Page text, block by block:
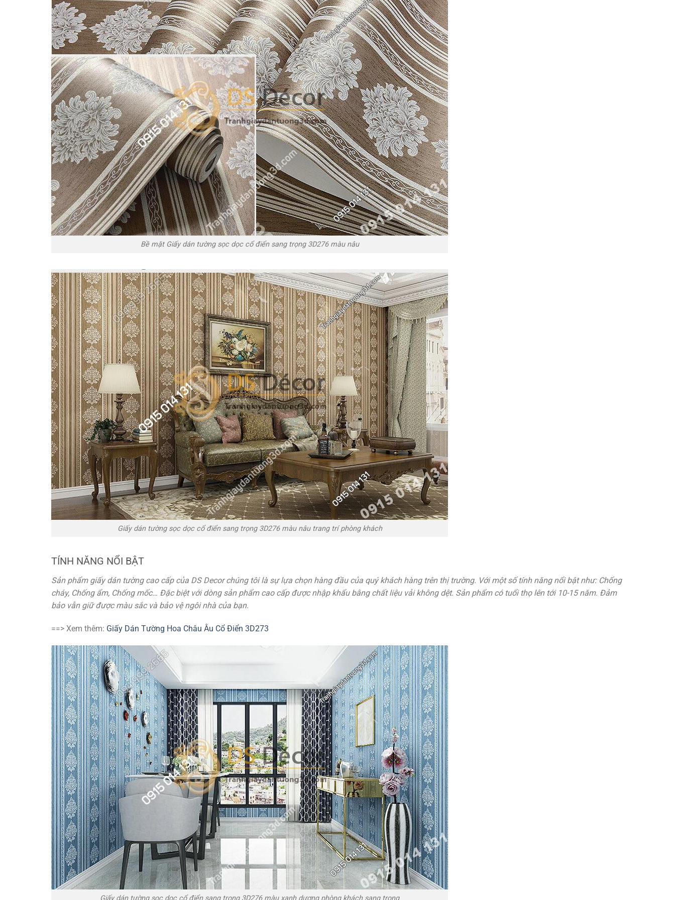
Bề mặt Giấy dán tường sọc dọc cổ điển sang trọng 3D276 màu nâu
Giấy dán tường sọc dọc cổ điển sang trọng 3D276 màu nâu trang trí phòng khách
TÍNH NĂNG NỔI BẬT
Sản phẩm giấy dán tường cao cấp của DS Decor chúng tôi là sự lựa chọn hàng đầu của quý khách hàng trên thị trường. Với một số tính năng nổi bật như: Chống
cháy, Chống ẩm, Chống mốc… Đặc biệt với dòng sản phẩm cao cấp được nhập khẩu bằng chất liệu vải không dệt. Sản phẩm có tuổi thọ lên tới 10-15 năm. Đảm
bảo vẫn giữ được màu sắc và bảo vệ ngôi nhà của bạn.
==> Xem thêm: Giấy Dán Tường Hoa Châu Âu Cổ Điển 3D273
Giấy dán tường sọc dọc cổ điển sang trọng 3D276 màu xanh dương phòng khách sang trọng